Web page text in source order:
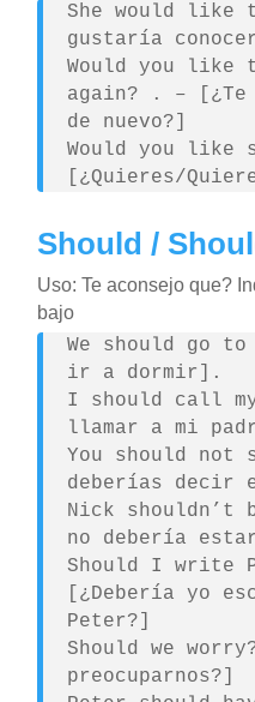
She would like
gustaría conocer
Would you
again? . – [¿Te
de nuevo?]
Would you like
[¿Quieres/
Should /
Uso: Te aconsejo que?
bajo
We should go
ir a dormir].
I should call
llamar a mi
You should not
deberías decir
Nick shouldn’t
no debería
Should I write
[¿Debería yo
Peter?]
Should we
preocuparnos?]